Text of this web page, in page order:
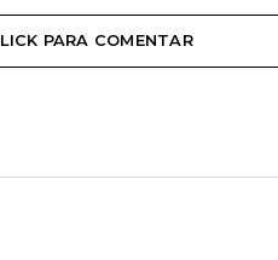
PARA COMENTAR